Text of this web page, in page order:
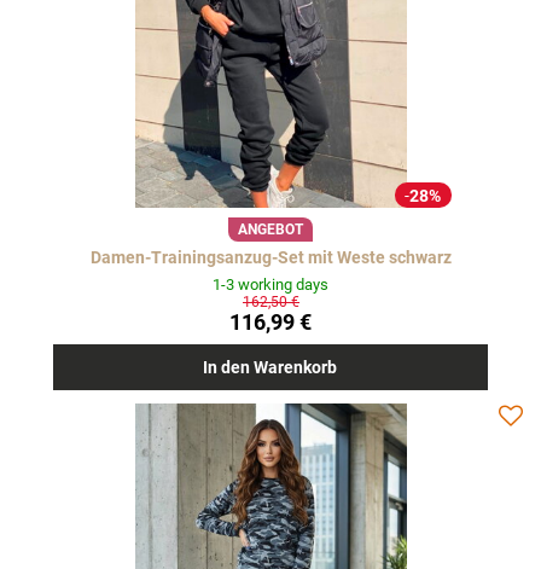
28%
ANGEBOT
Damen-Trainingsanzug-Set mit Weste schwarz
1-3 working days
116,99 €
162,50 €
In den Warenkorb